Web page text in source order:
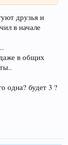
друзья и
в начале
в общих
одна? будет 3 ?